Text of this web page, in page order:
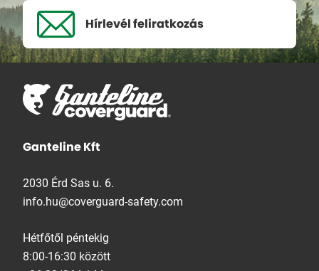
Hírlevél feliratkozás
Ganteline Kft
2030 Érd Sas u. 6.
info.hu@coverguard-safety.com
Hétfőtől péntekig
8:00-16:30 között